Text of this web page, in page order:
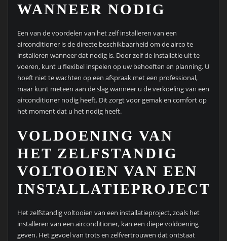
WANNEER NODIG
Een van de voordelen van het zelf installeren van een
airconditioner is de directe beschikbaarheid om de airco te
installeren wanneer dat nodig is. Door zelf de installatie uit te
voeren, kunt u flexibel inspelen op uw behoeften en planning. U
hoeft niet te wachten op een afspraak met een professional,
maar kunt meteen aan de slag wanneer u de verkoeling van een
airconditioner nodig heeft. Dit zorgt voor gemak en comfort op
het moment dat u het nodig heeft.
VOLDOENING VAN
HET ZELFSTANDIG
VOLTOOIEN VAN EEN
INSTALLATIEPROJECT
Het zelfstandig voltooien van een installatieproject, zoals het
installeren van een airconditioner, kan een diepe voldoening
geven. Het gevoel van trots en zelfvertrouwen dat ontstaat